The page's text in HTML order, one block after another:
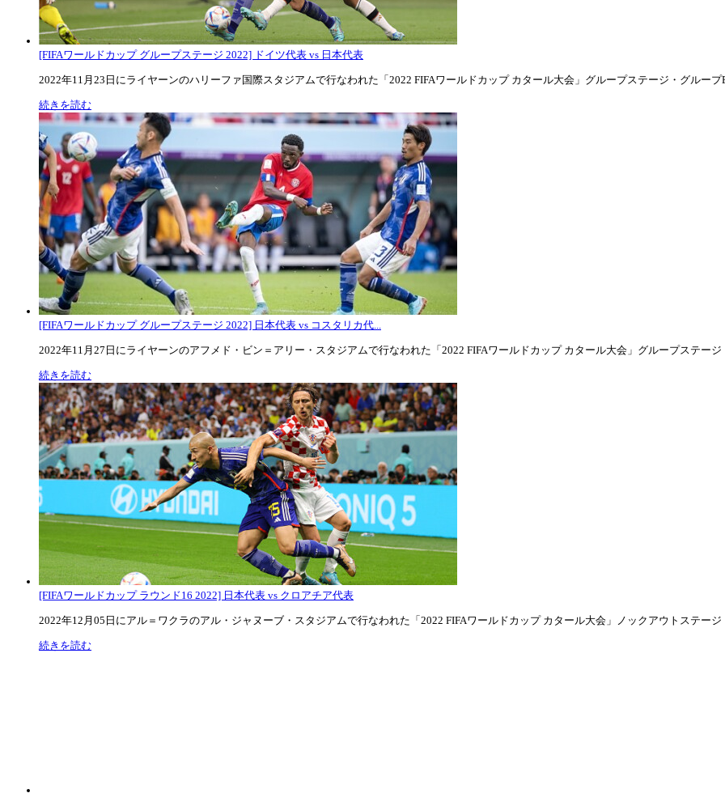
[FIFAワールドカップ グループステージ 2022] ドイツ代表 vs 日本代表
2022年11月23日にライヤーンのハリーファ国際スタジアムで行なわれた「2022 FIFAワールドカップ カタール大会」グループステージ・グループ
続きを読む
[FIFAワールドカップ グループステージ 2022] 日本代表 vs コスタリカ代...
2022年11月27日にライヤーンのアフメド・ビン＝アリー・スタジアムで行なわれた「2022 FIFAワールドカップ カタール大会」グループステージ
続きを読む
[FIFAワールドカップ ラウンド16 2022] 日本代表 vs クロアチア代表
2022年12月05日にアル＝ワクラのアル・ジャヌーブ・スタジアムで行なわれた「2022 FIFAワールドカップ カタール大会」ノックアウトステージ
続きを読む